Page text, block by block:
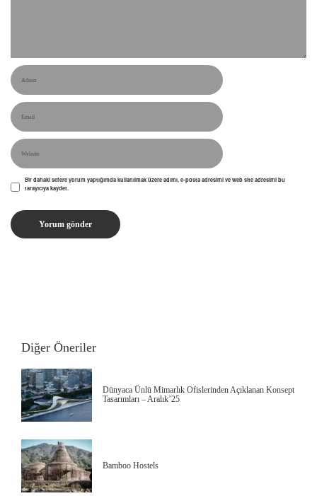
Bir dahaki sefere yorum yaptığımda kullanılmak üzere adımı, e-posta adresimi ve web site adresimi bu
tarayıcıya kaydet.
Diğer Öneriler
Dünyaca Ünlü Mimarlık Ofislerinden Açıklanan Konsept
Tasarımları – Aralık’25
Bamboo Hostels